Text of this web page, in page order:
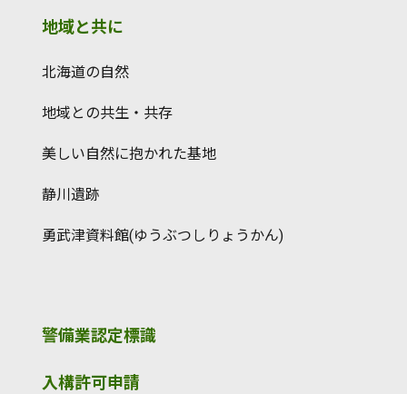
地域と共に
北海道の自然
地域との共生・共存
美しい自然に抱かれた基地
静川遺跡
勇武津資料館(ゆうぶつしりょうかん)
警備業認定標識
入構許可申請